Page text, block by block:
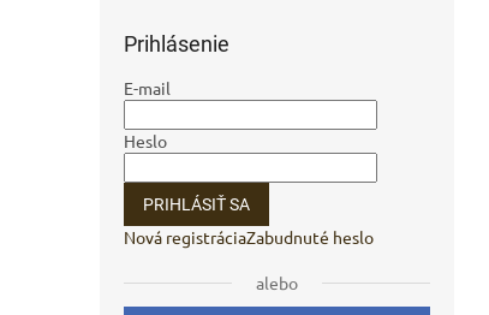
Prihlásenie
E-mail
Heslo
PRIHLÁSIŤ SA
Nová registráciaZabudnuté heslo
alebo